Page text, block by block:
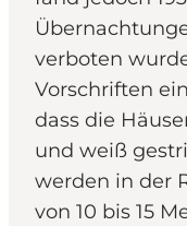
verboten
Vorschriften
dass die
und weiß
werden in der
von 10 bis 15